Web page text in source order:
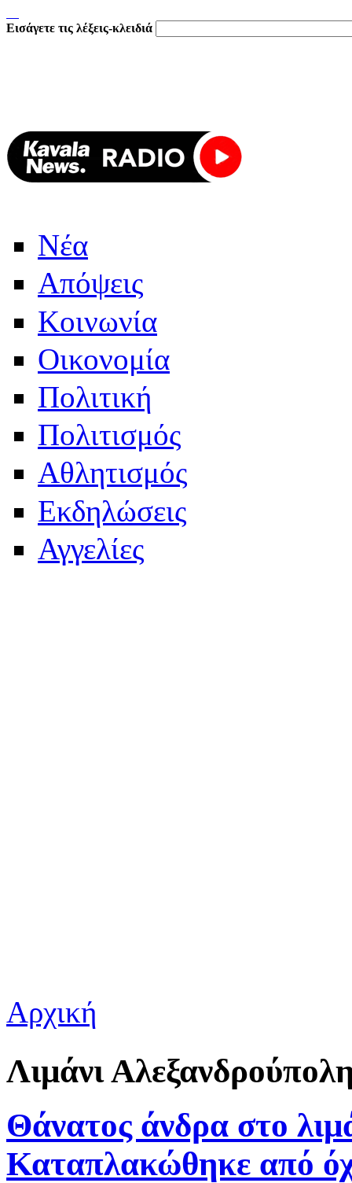
Εισάγετε τις λέξεις-κλειδιά
Νέα
Απόψεις
Κοινωνία
Οικονομία
Πολιτική
Πολιτισμός
Αθλητισμός
Εκδηλώσεις
Αγγελίες
Είστε εδώ
Αρχική
Λιμάνι
Θάνατος άνδρα στο
Καταπλακώθηκε από